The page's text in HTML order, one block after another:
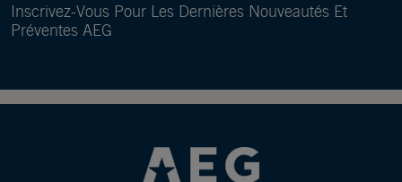
Inscrivez-Vous Pour Les Dernières Nouveautés Et
Préventes AEG